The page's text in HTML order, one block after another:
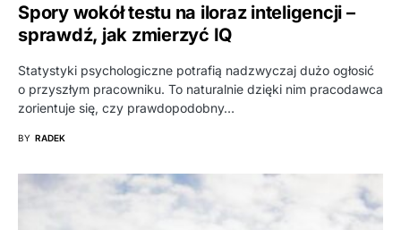
Spory wokół testu na iloraz inteligencji –
sprawdź, jak zmierzyć IQ
Statystyki psychologiczne potrafią nadzwyczaj dużo ogłosić
o przyszłym pracowniku. To naturalnie dzięki nim pracodawca
zorientuje się, czy prawdopodobny…
BY RADEK